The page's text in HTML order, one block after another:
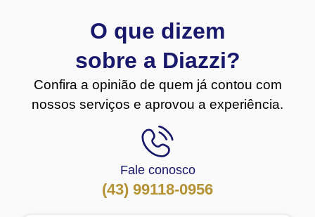
O que dizem
sobre a Diazzi?
Confira a opinião de quem já contou com
nossos serviços e aprovou a experiência.
Fale conosco
(43) 99118-0956